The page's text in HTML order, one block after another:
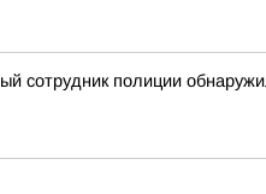
сотрудник полиции